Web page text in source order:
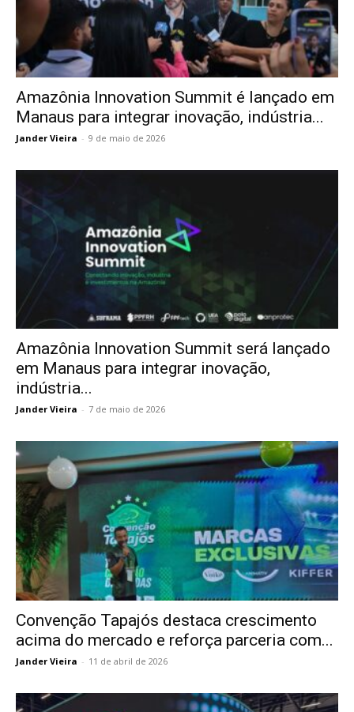
Amazônia Innovation Summit é lançado em
Manaus para integrar inovação, indústria...
Jander Vieira - 9 de maio de 2026
Amazônia Innovation Summit será lançado
em Manaus para integrar inovação,
indústria...
Jander Vieira - 7 de maio de 2026
Convenção Tapajós destaca crescimento
acima do mercado e reforça parceria com...
Jander Vieira - 11 de abril de 2026